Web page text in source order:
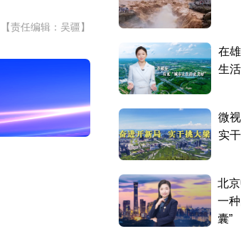
【责任编辑：吴疆】